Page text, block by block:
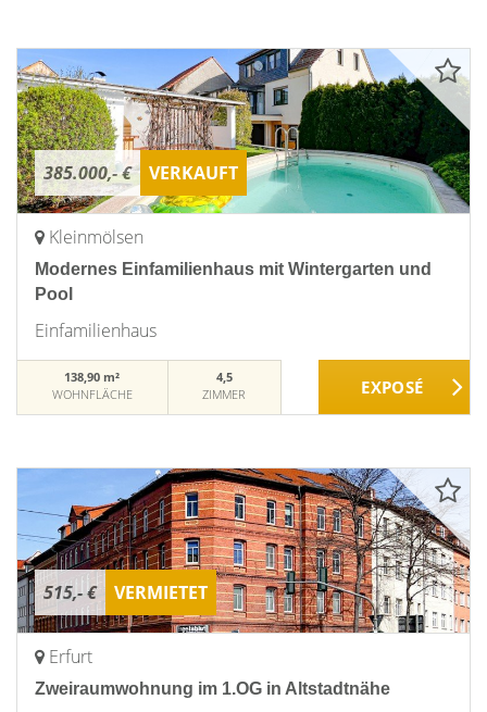
385.000,- € VERKAUFT
Kleinmölsen
Modernes Einfamilienhaus mit Wintergarten und
Pool
Einfamilienhaus
138,90 m²
WOHNFLÄCHE
4,5
ZIMMER
515,- € VERMIETET
Erfurt
Zweiraumwohnung im 1.OG in Altstadtnähe